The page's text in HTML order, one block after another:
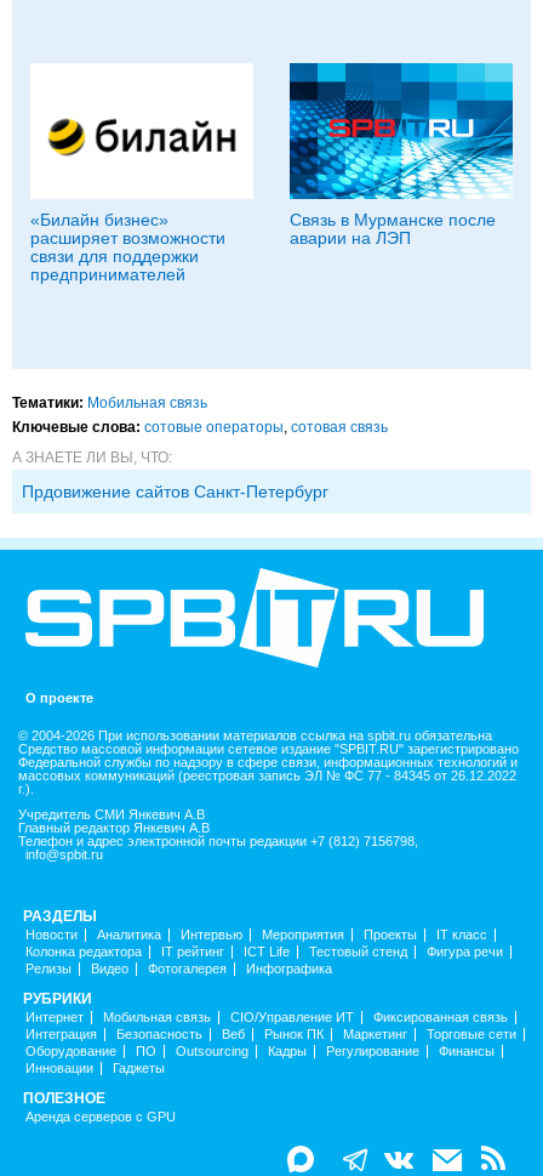
«Билайн бизнес»
расширяет возможности
связи для поддержки
предпринимателей
Связь в Мурманске после
аварии на ЛЭП
Тематики: Мобильная связь
Ключевые слова: сотовые операторы сотовая связь
А ЗНАЕТЕ ЛИ ВЫ, ЧТО:
Прдовижение сайтов Санкт-Петербург
О проекте
© 2004-2026 При использовании материалов ссылка на spbit.ru обязательна
Средство массовой информации сетевое издание "SPBIT.RU" зарегистрировано
Федеральной службы по надзору в сфере связи, информационных технологий и
массовых коммуникаций (реестровая запись ЭЛ № ФС 77 - 84345 от 26.12.2022
г.).
Учредитель СМИ Янкевич А.В
Главный редактор Янкевич А.В
Телефон и адрес электронной почты редакции +7 (812) 7156798,
info@spbit.ru
РАЗДЕЛЫ
Новости Аналитика Интервью Мероприятия Проекты
IT класс
Колонка редактора
IT рейтинг ICT Life Тестовый стенд
Фигура речи
Релизы
Видео Фотогалерея Инфографика
РУБРИКИ
Интернет Мобильная связь CIO/Управление ИТ
Фиксированная связь
Интеграция
Безопасность Веб Рынок ПК Маркетинг
Торговые сети
Оборудование
ПО Outsourcing Кадры Регулирование
Финансы
Инновации
Гаджеты
ПОЛЕЗНОЕ
Аренда серверов с GPU